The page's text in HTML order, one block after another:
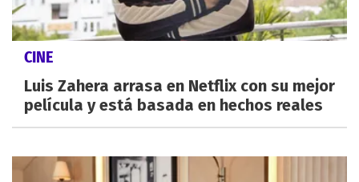
CINE
Luis Zahera arrasa en Netflix con su mejor
película y está basada en hechos reales